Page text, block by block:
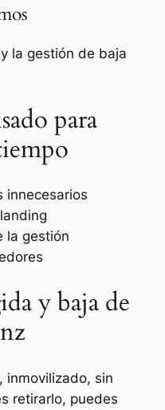
la gestión de baja
para
innecesarios
la gestión
y baja de
inmovilizado, sin
retirarlo, puedes